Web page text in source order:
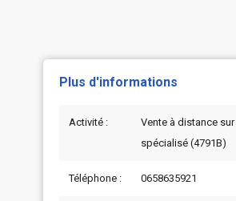
Plus d'informations
Activité :
Vente à distance
spécialisé (4791B)
Téléphone : 0658635921